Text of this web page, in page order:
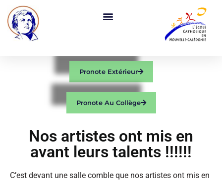
Pronote Extérieur
Pronote Au Collège
Nos artistes ont mis en
avant leurs talents !!!!!!
C’est devant une salle comble que nos artistes ont mis en